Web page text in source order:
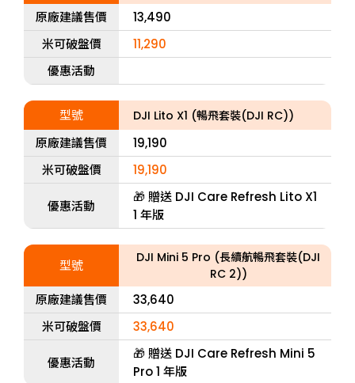
原廠建議售價
13,490
米可破盤價
11,290
優惠活動
型號 DJI Lito X1 (暢飛套裝(DJI RC))
原廠建議售價
19,190
米可破盤價
19,190
優惠活動
🎁 贈送 DJI Care Refresh Lito X1
1 年版
型號
DJI Mini 5 Pro (長續航暢飛套裝(DJI
RC 2))
原廠建議售價
33,640
米可破盤價
33,640
優惠活動
🎁 贈送 DJI Care Refresh Mini 5
Pro 1 年版